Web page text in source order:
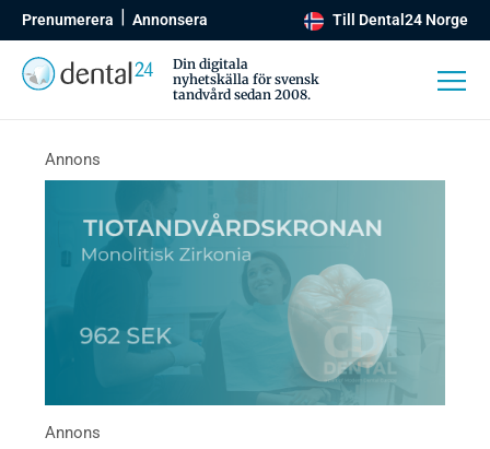
Prenumerera Annonsera Till Dental24 Norge
Din digitala
nyhetskälla för svensk
tandvård sedan 2008.